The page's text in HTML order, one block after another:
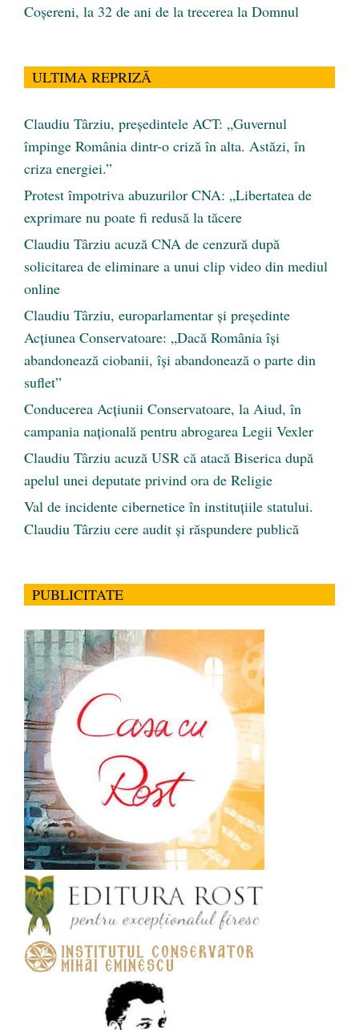
Coșereni, la 32 de ani de la trecerea la Domnul
ULTIMA REPRIZĂ
Claudiu Târziu, președintele ACT: „Guvernul
împinge România dintr-o criză în alta. Astăzi, în
criza energiei.”
Protest împotriva abuzurilor CNA: „Libertatea de
exprimare nu poate fi redusă la tăcere
Claudiu Târziu acuză CNA de cenzură după
solicitarea de eliminare a unui clip video din mediul
online
Claudiu Târziu, europarlamentar și președinte
Acțiunea Conservatoare: „Dacă România își
abandonează ciobanii, își abandonează o parte din
suflet”
Conducerea Acțiunii Conservatoare, la Aiud, în
campania națională pentru abrogarea Legii Vexler
Claudiu Târziu acuză USR că atacă Biserica după
apelul unei deputate privind ora de Religie
Val de incidente cibernetice în instituțiile statului.
Claudiu Târziu cere audit și răspundere publică
PUBLICITATE